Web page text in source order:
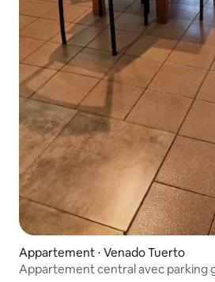
Appartement ⋅ Venado Tuerto
Appartement central avec parking